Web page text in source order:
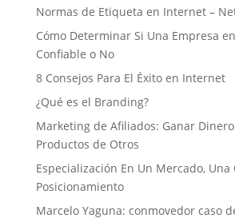
Normas de Etiqueta en Internet –
Cómo Determinar Si Una Empresa
Confiable o No
8 Consejos Para El Éxito en Internet
¿Qué es el Branding?
Marketing de Afiliados: Ganar
Productos de Otros
Especialización En Un Mercado, Una
Posicionamiento
Marcelo Yaguna: conmovedor caso